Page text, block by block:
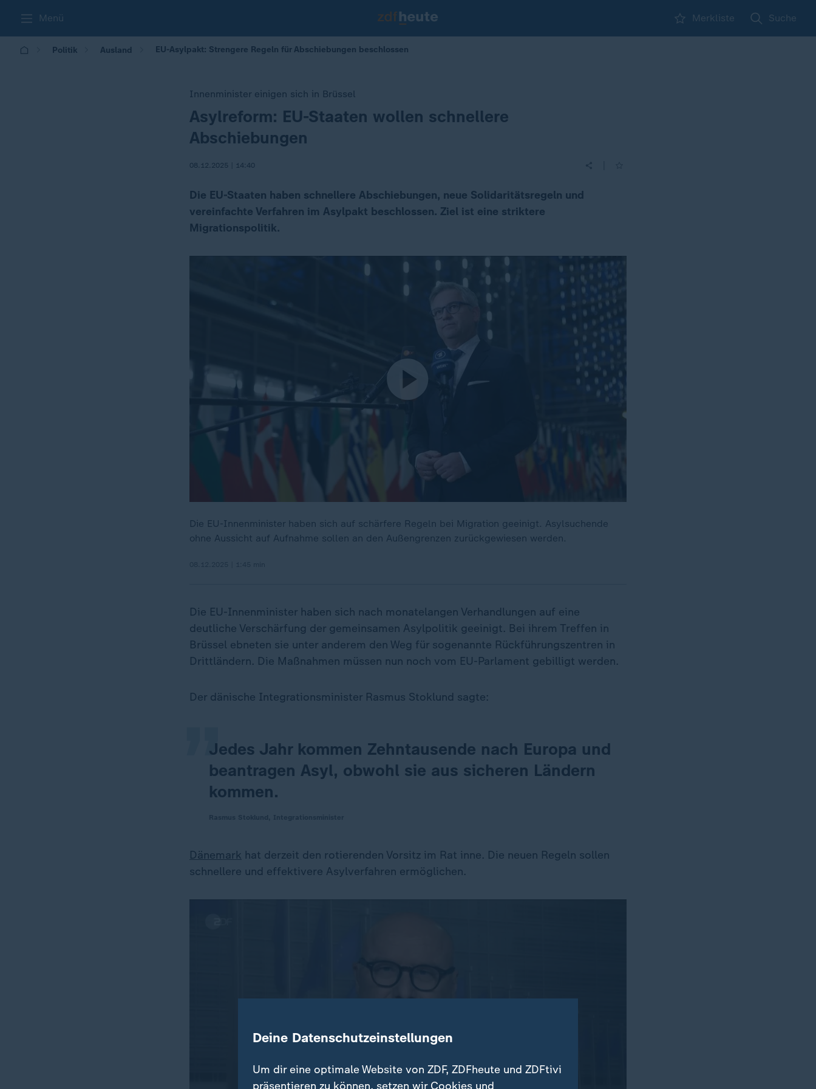
Menü Merkliste Suche
Politik Ausland EU-Asylpakt: Strengere Regeln für Abschiebungen beschlossen
Innenminister einigen sich in Brüssel
:
Asylreform: EU-Staaten wollen schnellere
Abschiebungen
08.12.2025 | 14:40
Die EU-Staaten haben schnellere Abschiebungen, neue Solidaritätsregeln und
vereinfachte Verfahren im Asylpakt beschlossen. Ziel ist eine striktere
Migrationspolitik.
Die EU-Innenminister haben sich auf schärfere Regeln bei Migration geeinigt. Asylsuchende
ohne Aussicht auf Aufnahme sollen an den Außengrenzen zurückgewiesen werden.
Die EU-Innenminister haben sich nach monatelangen Verhandlungen auf eine
deutliche Verschärfung der gemeinsamen Asylpolitik geeinigt. Bei ihrem Treffen in
Brüssel ebneten sie unter anderem den Weg für sogenannte Rückführungszentren in
Drittländern. Die Maßnahmen müssen nun noch vom EU-Parlament gebilligt werden.
Der dänische Integrationsminister Rasmus Stoklund sagte:
Jedes Jahr kommen Zehntausende nach Europa und
beantragen Asyl, obwohl sie aus sicheren Ländern
kommen.
„
Dänemark hat derzeit den rotierenden Vorsitz im Rat inne. Die neuen Regeln sollen
schnellere und effektivere Asylverfahren ermöglichen.
Deine Datenschutzeinstellungen
Um dir eine optimale Website von ZDF, ZDFheute und ZDFtivi
präsentieren zu können, setzen wir Cookies und